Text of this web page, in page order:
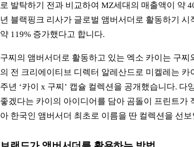
로 발탁하기 전과 비교하여 MZ세대의 매출액이 약
년 블랙핑크 리사가 글로벌 앰버서더로 활동하기
약 119% 증가했다고 합니다.
구찌의 앰버서더로 활동하고 있는 엑소 카이는 구
의 전 크리에이티브 디렉터 알레산드로 미켈레는 카
주년 ‘카이 x 구찌’ 캡슐 컬렉션을 공개했습니다.
좋겠다는 카이의 아이디어를 담아 곰돌이 프린트가
아 한국인 앰버서더 최초로 이름을 딴 컬렉션을 선